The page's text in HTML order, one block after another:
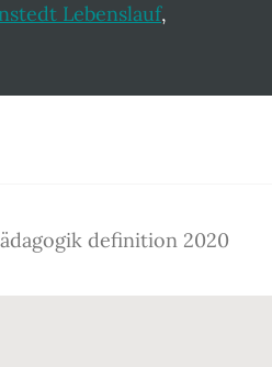
Lebenslauf,
definition 2020